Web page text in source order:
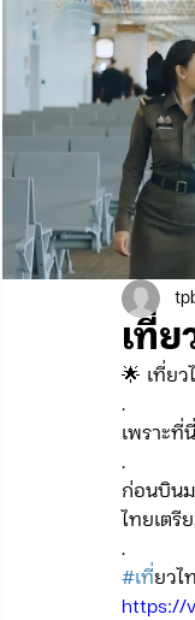
ภารกิจ/กิจกรรม
ข่าวรับสมัคร ทท
กิจกรรมของกอง
จัดซื้อจัดจ้าง/แผ
ภารกิจ/การปฏิบั
เที่
🌟 เที่ย
.
เพราะที่
.
ก่อนบินม
ไทยเตรี
.
#เทยวไ
https://